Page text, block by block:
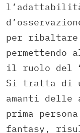
per
permettendo
il ruolo del
Si tratta di
amanti delle
prima
fantasy,